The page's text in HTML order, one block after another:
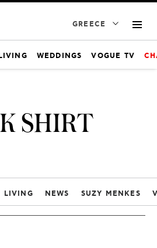
GREECE
WEDDINGS VOGUE TV
SHIRT
LIVING NEWS SUZY MENKES